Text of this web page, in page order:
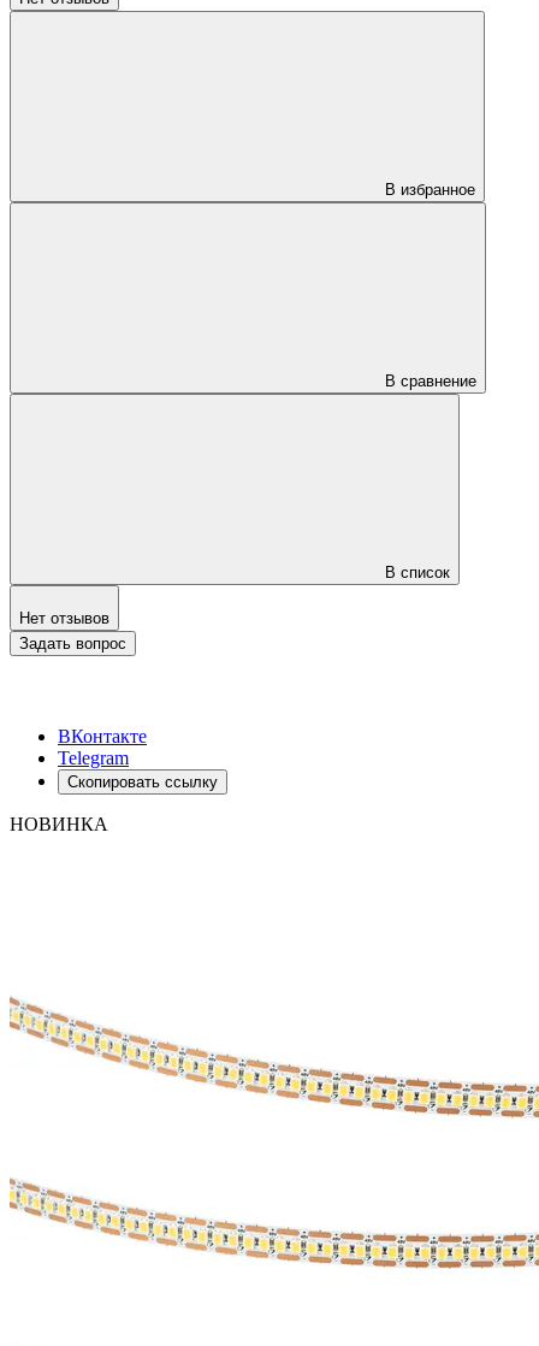
В избранное
В сравнение
В список
Нет отзывов
Задать вопрос
ВКонтакте
Telegram
Скопировать ссылку
НОВИНКА